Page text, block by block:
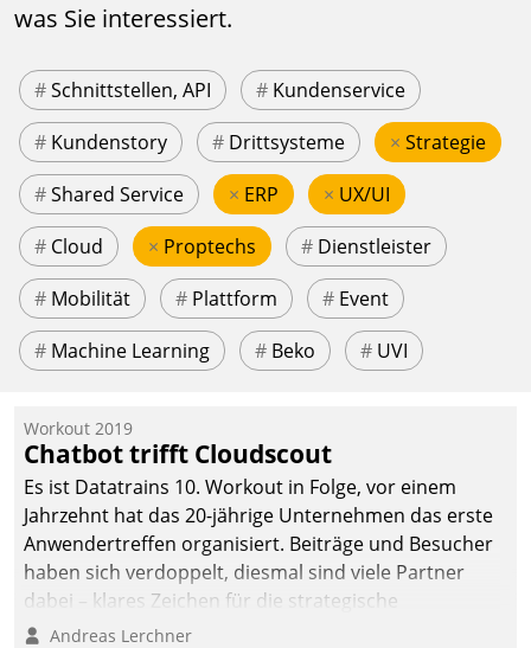
was Sie interessiert.
#Schnittstellen, API # Kundenservice
# Kundenstory # Drittsysteme × Strategie
#Shared Service × ERP × UX/UI
# Cloud × Proptechs # Dienstleister
# Mobilität # Plattform # Event
# Machine Learning # Beko # UVI
Workout 2019
Chatbot trifft Cloudscout
Es ist Datatrains 10. Workout in Folge, vor einem
Jahrzehnt hat das 20-jährige Unternehmen das erste
Anwendertreffen organisiert. Beiträge und Besucher
haben sich verdoppelt, diesmal sind viele Partner
dabei – klares Zeichen für die strategische
Fokussierung auf den Kunden.
Andreas Lerchner